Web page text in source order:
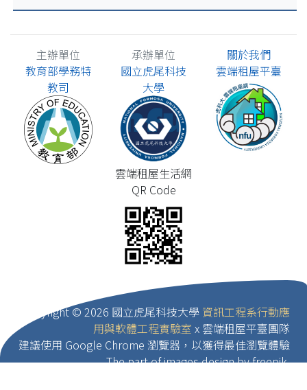
主辦單位
教育部學務特
教司
承辦單位
國立虎尾科技
大學
關於我們
雲端租屋平臺
雲端租屋生活網
QR Code
Copyright © 2026 國立虎尾科技大學 資訊工程系行動應
用與軟體工程實驗室 x 雲端租屋平臺團隊
建議使用 Google Chrome 瀏覽器，以獲得最佳瀏覽體驗
The part of images design by freepik.